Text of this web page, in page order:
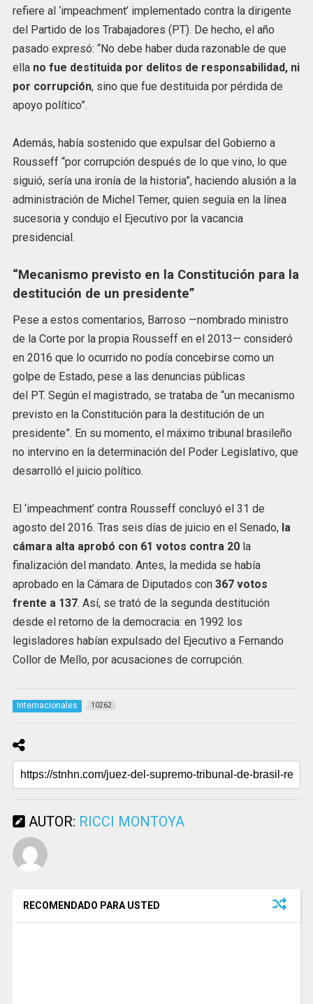
refiere al ‘impeachment’ implementado contra la dirigente
del Partido de los Trabajadores (PT). De hecho, el año
pasado expresó: “No debe haber duda razonable de que
ella no fue destituida por delitos de responsabilidad, ni
por corrupción, sino que fue destituida por pérdida de
apoyo político”.
Además, había sostenido que expulsar del Gobierno a
Rousseff “por corrupción después de lo que vino, lo que
siguió, sería una ironía de la historia”, haciendo alusión a la
administración de Michel Temer, quien seguía en la línea
sucesoria y condujo el Ejecutivo por la vacancia
presidencial.
“Mecanismo previsto en la Constitución para la
destitución de un presidente”
Pese a estos comentarios, Barroso —nombrado ministro
de la Corte por la propia Rousseff en el 2013— consideró
en 2016 que lo ocurrido no podía concebirse como un
golpe de Estado, pese a las denuncias públicas
del PT. Según el magistrado, se trataba de “un mecanismo
previsto en la Constitución para la destitución de un
presidente”. En su momento, el máximo tribunal brasileño
no intervino en la determinación del Poder Legislativo, que
desarrolló el juicio político.
El ‘impeachment’ contra Rousseff concluyó el 31 de
agosto del 2016. Tras seis días de juicio en el Senado, la
cámara alta aprobó con 61 votos contra 20la
finalización del mandato. Antes, la medida se había
aprobado en la Cámara de Diputados con 367 votos
frente a 137. Así, se trató de la segunda destitución
desde el retorno de la democracia: en 1992 los
legisladores habían expulsado del Ejecutivo a Fernando
Collor de Mello, por acusaciones de corrupción.
Internacionales 10262
AUTOR: RICCI MONTOYA
RECOMENDADO PARA USTED